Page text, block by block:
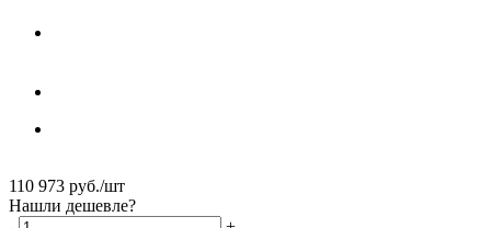
110 973 руб./шт
Нашли дешевле?